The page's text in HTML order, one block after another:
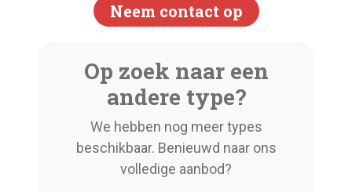
Neem contact op
Op zoek naar een
andere type?
We hebben nog meer types
beschikbaar. Benieuwd naar ons
volledige aanbod?